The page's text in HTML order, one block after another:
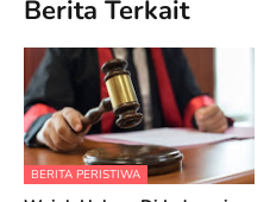
Berita Terkait
BERITA PERISTIWA